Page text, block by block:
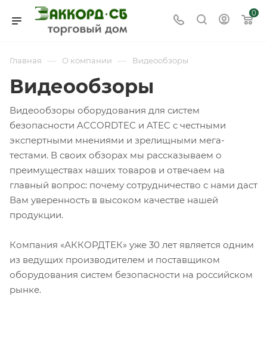
0
Главная — О компании — Видеообзоры
Видеообзоры
Видеообзоры оборудования для систем
безопасности ACCORDTEC и ATEC c честными
экспертными мнениями и зрелищными мега-
тестами. В своих обзорах мы рассказываем о
преимуществах наших товаров и отвечаем на
главный вопрос: почему сотрудничество с нами даст
Вам уверенность в высоком качестве нашей
продукции.
Компания «АККОРДТЕК» уже 30 лет является одним
из ведущих производителем и поставщиком
оборудования систем безопасности на российском
рынке.